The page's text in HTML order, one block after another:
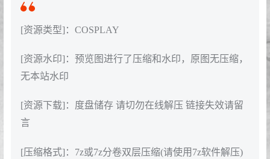
[资源类型]：COSPLAY
[资源水印]：预览图进行了压缩和水印，原图无压缩，
无本站水印
[资源下载]：度盘储存 请切勿在线解压 链接失效请留
言
[压缩格式]：7z或7z分卷双层压缩(请使用7z软件解压)